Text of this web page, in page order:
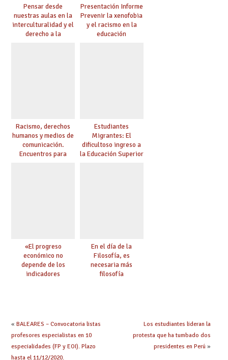
Pensar desde
nuestras aulas en la
interculturalidad y el
derecho a la
Presentación Informe
Prevenir la xenofobia
y el racismo en la
educación
Racismo, derechos
humanos y medios de
comunicación.
Encuentros para
Estudiantes
Migrantes: El
dificultoso ingreso a
la Educación Superior
«El progreso
económico no
depende de los
indicadores
En el día de la
Filosofía, es
necesaria más
filosofía
« BALEARES – Convocatoria listas
profesores especialistas en 10
especialidades (FP y EOI). Plazo
hasta el 11/12/2020.
Los estudiantes lideran la
protesta que ha tumbado dos
presidentes en Perú»